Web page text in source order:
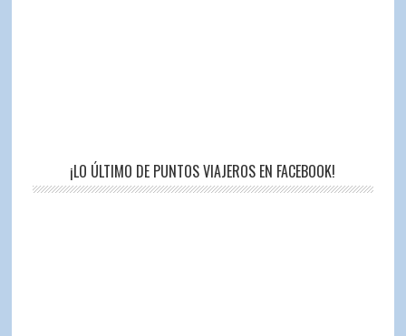
¡LO ÚLTIMO DE PUNTOS VIAJEROS EN FACEBOOK!